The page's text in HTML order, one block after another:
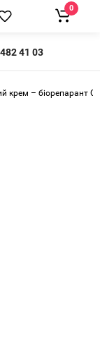
41 03
0
крем – біорепарант